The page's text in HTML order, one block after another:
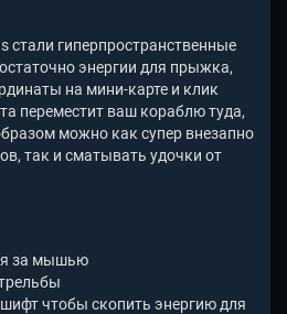
стали гиперпространственные
энергии для прыжка,
на мини-карте и клик
переместит ваш кораблю туда,
можно как супер внезапно
так и сматывать удочки от
за мышью
чтобы скопить энергию для